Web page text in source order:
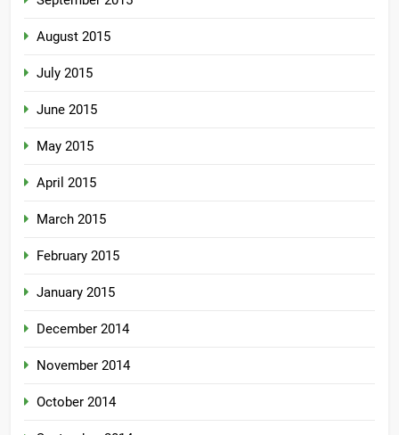
August 2015
July 2015
June 2015
May 2015
April 2015
March 2015
February 2015
January 2015
December 2014
November 2014
October 2014